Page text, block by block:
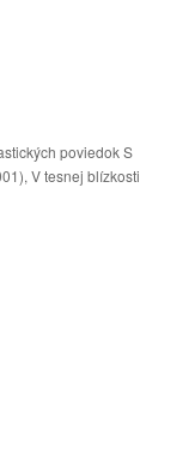
poviedok S
V tesnej blízkosti